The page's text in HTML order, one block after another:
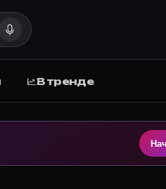
Movie Planner (movie-
В тренде